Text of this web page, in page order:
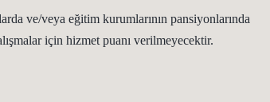
ve/veya eğitim kurumlarının pansiyonlarında
için hizmet puanı verilmeyecektir.